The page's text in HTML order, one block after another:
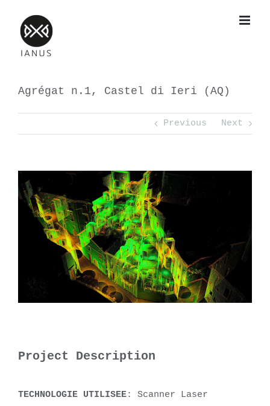
content
Agrégat n.1, Castel di Ieri (AQ)
Previous Next
View
Larger
Image
Project Description
TECHNOLOGIE UTILISEE: Scanner Laser